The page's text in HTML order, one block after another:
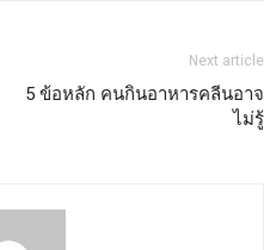
Next article
5 ข้อหลัก คนกินอาหารคลีนอาจ
ไม่รู้